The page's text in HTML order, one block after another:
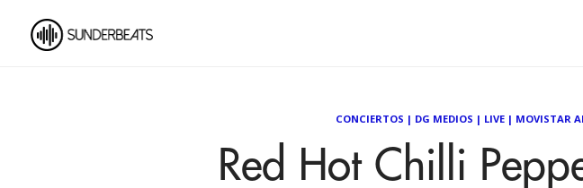
CONCIERTOS | DG MEDIOS | LIVE | MOVISTAR
Red Hot Chilli